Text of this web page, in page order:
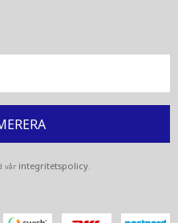
vår integritetspolicy.